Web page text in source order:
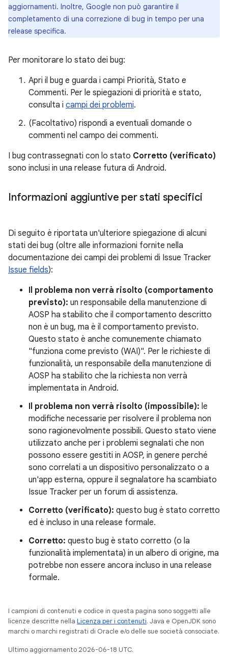
aggiornamenti. Inoltre, Google non può garantire il
completamento di una correzione di bug in tempo per una
release specifica.
Per monitorare lo stato dei bug:
Apri il bug e guarda i campi Priorità, Stato e
Commenti. Per le spiegazioni di priorità e stato,
consulta i campi dei problemi.
(Facoltativo) rispondi a eventuali domande o
commenti nel campo dei commenti.
I bug contrassegnati con lo stato Corretto (verificato)
sono inclusi in una release futura di Android.
Informazioni aggiuntive per stati specifici
Di seguito è riportata un'ulteriore spiegazione di alcuni
stati dei bug (oltre alle informazioni fornite nella
documentazione dei campi dei problemi di Issue Tracker
Issue fields):
Il problema non verrà risolto (comportamento
previsto): un responsabile della manutenzione di
AOSP ha stabilito che il comportamento descritto
non è un bug, ma è il comportamento previsto.
Questo stato è anche comunemente chiamato
"funziona come previsto (WAI)". Per le richieste di
funzionalità, un responsabile della manutenzione di
AOSP ha stabilito che la richiesta non verrà
implementata in Android.
Il problema non verrà risolto (impossibile): le
modifiche necessarie per risolvere il problema non
sono ragionevolmente possibili. Questo stato viene
utilizzato anche per i problemi segnalati che non
possono essere gestiti in AOSP, in genere perché
sono correlati a un dispositivo personalizzato o a
un'app esterna, oppure il segnalatore ha scambiato
Issue Tracker per un forum di assistenza.
Corretto (verificato): questo bug è stato corretto
ed è incluso in una release formale.
Corretto: questo bug è stato corretto (o la
funzionalità implementata) in un albero di origine, ma
potrebbe non essere ancora incluso in una release
formale.
I campioni di contenuti e codice in questa pagina sono soggetti alle
licenze descritte nella Licenza per i contenuti. Java e OpenJDK sono
marchi o marchi registrati di Oracle e/o delle sue società consociate.
Ultimo aggiornamento 2026-06-18 UTC.